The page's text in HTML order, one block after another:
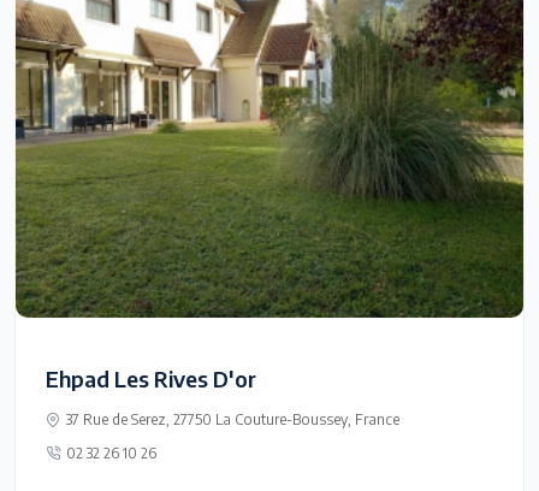
Ehpad Les Rives D'or
37 Rue de Serez, 27750 La Couture-Boussey, France
02 32 26 10 26